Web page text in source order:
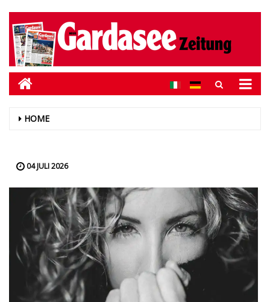
HOME
04 JULI 2026